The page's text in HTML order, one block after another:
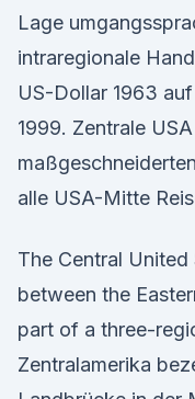
Lage
intraregionale
US-Dollar 1963
1999. Zentrale
alle USA-Mitte
The Central
between the
part of a three-
Zentralamerika